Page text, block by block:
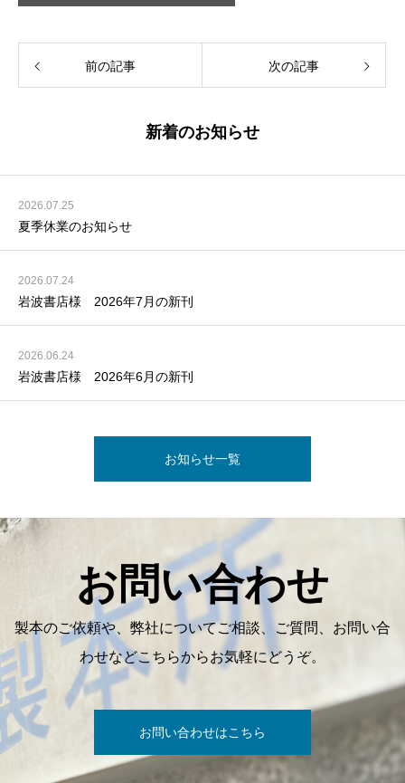
前の記事 次の記事
新着のお知らせ
2026.07.25
夏季休業のお知らせ
2026.07.24
岩波書店様 2026年7月の新刊
2026.06.24
岩波書店様 2026年6月の新刊
お知らせ一覧
お問い合わせ
製本のご依頼や、弊社についてご相談、ご質問、お問い合
わせなどこちらからお気軽にどうぞ。
お問い合わせはこちら